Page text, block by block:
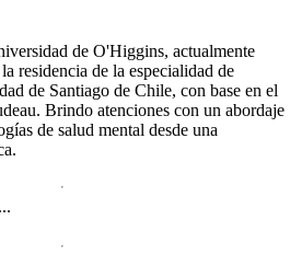
de O'Higgins, actualmente
residencia de la especialidad de
de Santiago de Chile, con base en el
Brindo atenciones con un abordaje
de salud mental desde una